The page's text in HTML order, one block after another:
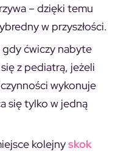
– dzięki temu
w przyszłości.
ćwiczy nabyte
z pediatrą, jeżeli
wykonuje
się tylko w jedną
kolejnyskok